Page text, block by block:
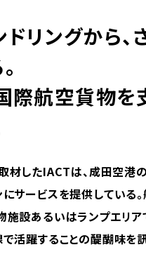
リングから、
際航空貨物を
材したIACTは、成田空港
にサービスを提供している
施設あるいはランプエリ
活躍することの醍醐味を